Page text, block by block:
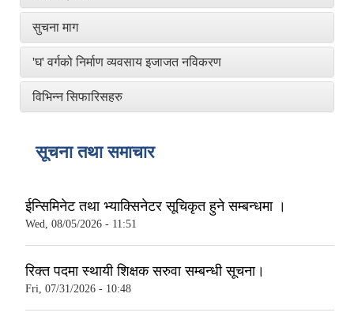
सुचना माग
'घ' वर्गको निर्माण व्यवसाय इजाजत नविकरण
विभिन्न सिफारिसहरु
सूचना तथा समाचार
ईन्सिमिनेट तथा भ्याक्सिनेटर सूचिकृत हुने सम्बन्धमा ।
Wed, 08/05/2026 - 11:51
रिक्त पदमा स्थायी शिक्षक सरुवा सम्बन्धी सूचना।
Fri, 07/31/2026 - 10:48